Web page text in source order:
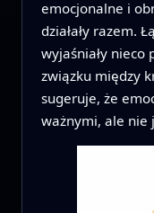
emocjonalne i
działały razem.
wyjaśniały nieco
związku między
sugeruje, że
ważnymi, ale nie